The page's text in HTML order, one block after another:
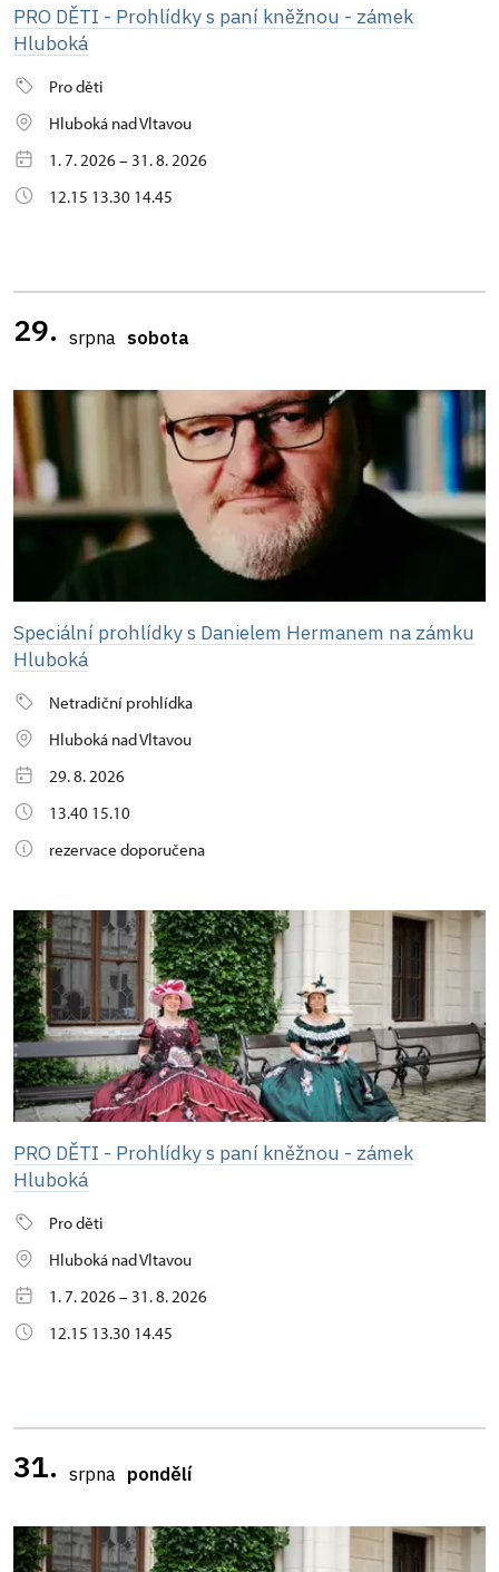
PRO DĚTI - Prohlídky s paní kněžnou - zámek
Hluboká
Pro děti
Hluboká nad Vltavou
1. 7. 2026 – 31. 8. 2026
12.15 13.30 14.45
29. srpna sobota
Speciální prohlídky s Danielem Hermanem na zámku
Hluboká
Netradiční prohlídka
Hluboká nad Vltavou
29. 8. 2026
13.40 15.10
rezervace doporučena
PRO DĚTI - Prohlídky s paní kněžnou - zámek
Hluboká
Pro děti
Hluboká nad Vltavou
1. 7. 2026 – 31. 8. 2026
12.15 13.30 14.45
31. srpna pondělí